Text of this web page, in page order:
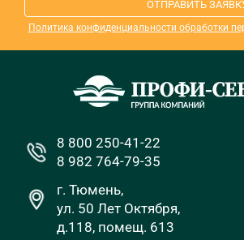
ОТПРАВИТЬ
Политика конфиденциальности обработки
8 800 250-41-22
8 982 764-79-35
г. Тюмень,
ул. 50 Лет Октября,
д.118, помещ. 613